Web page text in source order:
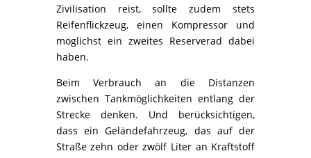
Zivilisation reist, sollte zudem stets
Reifenflickzeug, einen Kompressor und
möglichst ein zweites Reserverad dabei
haben.
Beim Verbrauch an die Distanzen
zwischen Tankmöglichkeiten entlang der
Strecke denken. Und berücksichtigen,
dass ein Geländefahrzeug, das auf der
Straße zehn oder zwölf Liter an Kraftstoff